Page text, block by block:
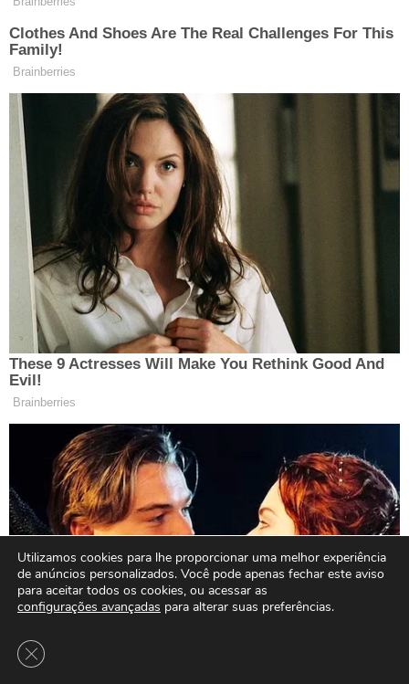
Utilizamos cookies para lhe proporcionar uma melhor experiência
de anúncios personalizados. Você pode apenas fechar este aviso
para aceitar todos os cookies, ou acessar as
configurações avançadas para alterar suas preferências.
Close GDPR Cookie Banner